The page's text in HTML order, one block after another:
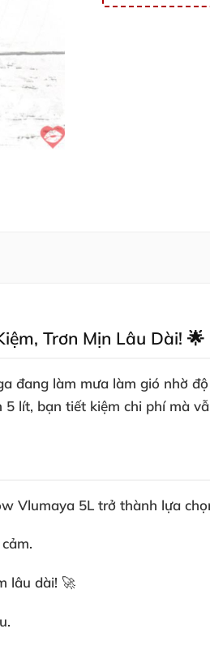
Trơn Mịn Lâu Dài! 🌟
đang làm mưa làm gió nhờ
lít, bạn tiết kiệm chi phí mà
Vlumaya 5L trở thành lựa
lâu dài! 🚀